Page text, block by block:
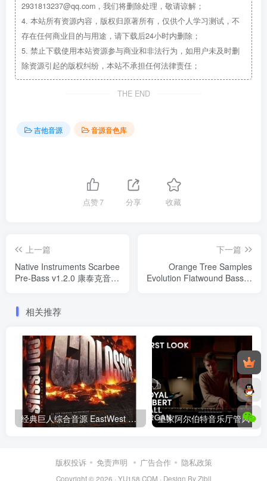
2931813237@qq.com，我们将删除处理，敬请谅解；
4. 本站所有资源内容，版权归原著所有，仅供个人学习测试，不
存在任何商业目的与用途，请下载后24小时内删除；
5. 禁止下载使用本站资源参与商业和非法行为，如用户未及时删
除资源引起的版权纠纷，本站不承担任何法律责任；
THE END
吉他音源 音源音色库
点赞7 分享 收藏
上一篇
Native Instruments Scarbee
Pre-Bass v1.2.0 康泰克音色
下一篇
Orange Tree Samples
Evolution Flatwound Bass复
相关推荐
经典巨人综合音源 EastWest Colossus 康泰克音色 Windows/MacOS
版权投诉 免责声明 广告合作 隐私政策
Copyright © 2026 · YU158.COM · Design By Zibll